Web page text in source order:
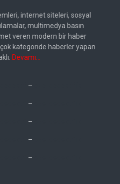
internet siteleri, sosyal
multimedya basın
veren modern bir haber
kategoride haberler yapan
Devamı…
–
–
–
–
–